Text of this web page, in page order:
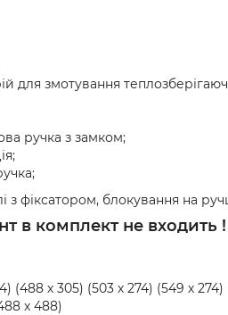
для змотування
ручка з замком;
з фіксатором, блокування на
в комплект не входить !
(488 х 305) (503 х 274) (549 х 274)
х 488)